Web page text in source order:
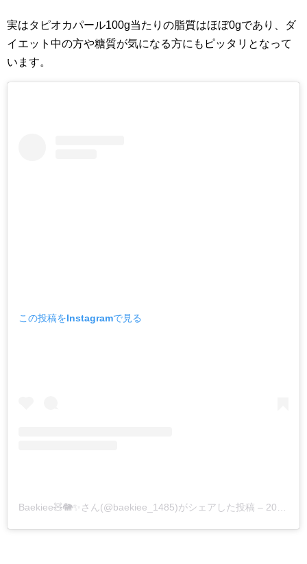
実はタピオカパール100g当たりの脂質はほぼ0gであり、ダ
イエット中の方や糖質が気になる方にもピッタリとなって
います。
この投稿をInstagramで見る
Baekiee🧸🐘✨さん(@baekiee_1485)がシェアした投稿 – 2019年 5月月11日午後9時17分PDT